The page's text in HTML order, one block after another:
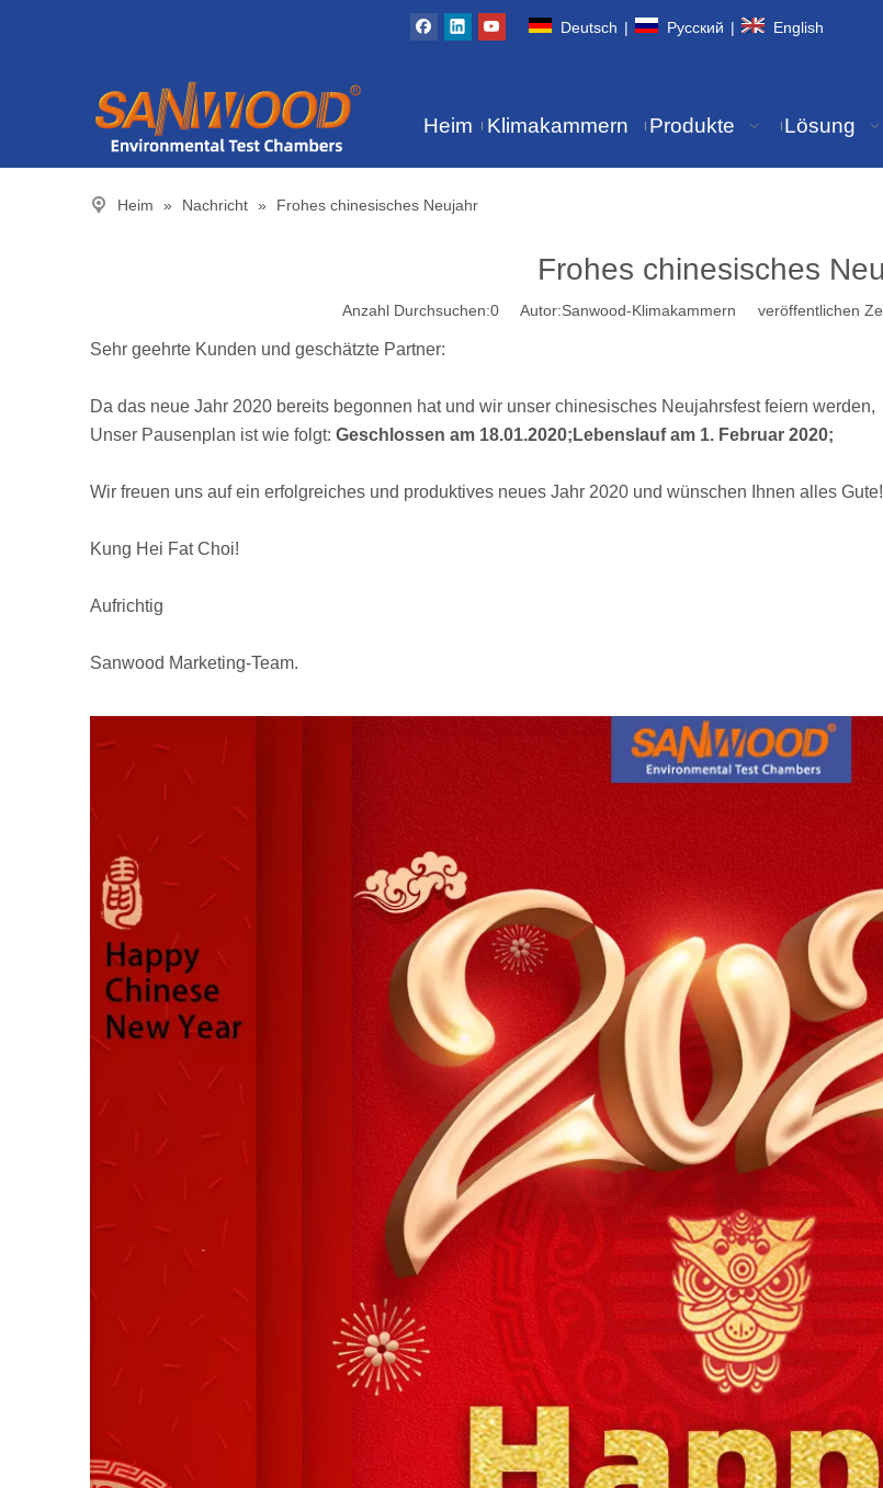
Deutsch | Pусский | English
Heim Klimakammern Produkte Lösung
Heim » Nachricht » Frohes chinesisches Neujahr
Frohes chinesisches
Anzahl Durchsuchen:0 Autor:Sanwood-Klimakammern veröffentlichen
Sehr geehrte Kunden und geschätzte Partner:
Da das neue Jahr 2020 bereits begonnen hat und wir unser chinesisches Neujahrsfest feiern werden,
Unser Pausenplan ist wie folgt: Geschlossen am 18.01.2020;Lebenslauf am 1. Februar 2020;
Wir freuen uns auf ein erfolgreiches und produktives neues Jahr 2020 und wünschen Ihnen alles Gute!
Kung Hei Fat Choi!
Aufrichtig
Sanwood Marketing-Team.